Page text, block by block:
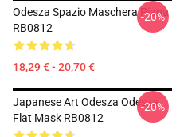
Odesza Spazio Maschera Piana
RB0812
18,29 € - 20,70 €
-20%
Japanese Art Odesza Odesza
Flat Mask RB0812
-20%